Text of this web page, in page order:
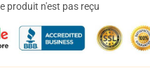
produit n'est pas reçu